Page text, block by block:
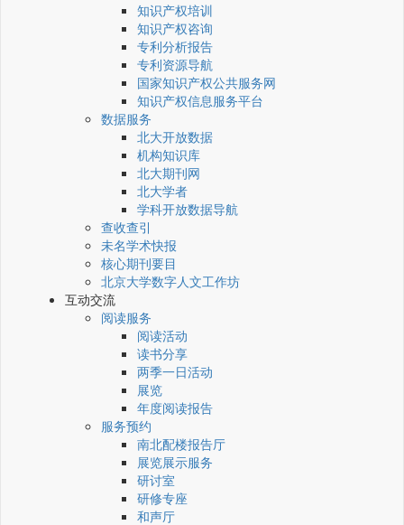
知识产权培训
知识产权咨询
专利分析报告
专利资源导航
国家知识产权公共服务网
知识产权信息服务平台
数据服务
北大开放数据
机构知识库
北大期刊网
北大学者
学科开放数据导航
查收查引
未名学术快报
核心期刊要目
北京大学数字人文工作坊
互动交流
阅读服务
阅读活动
读书分享
两季一日活动
展览
年度阅读报告
服务预约
南北配楼报告厅
展览展示服务
研讨室
研修专座
和声厅